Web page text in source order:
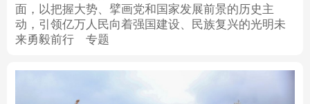
公益 一带一路 亚太网 上市公司
面，以把握大势、擘画党和国家发展前景的历史主
动，引领亿万人民向着强国建设、民族复兴的光明未
来勇毅前行
专题